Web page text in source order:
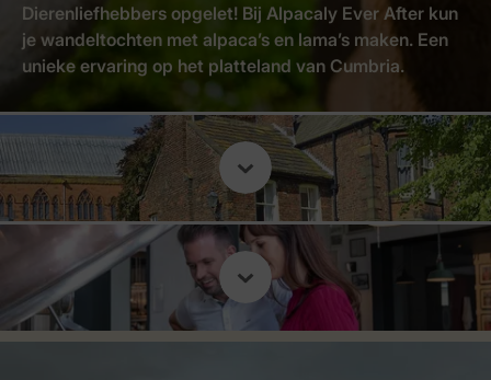
Dierenliefhebbers opgelet! Bij Alpacaly Ever After kun
je wandeltochten met alpaca’s en lama’s maken. Een
unieke ervaring op het platteland van Cumbria.